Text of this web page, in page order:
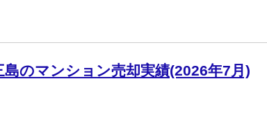
のマンション売却実績(2026年7月)